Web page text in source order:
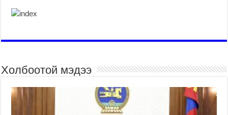
Холбоотой мэдээ